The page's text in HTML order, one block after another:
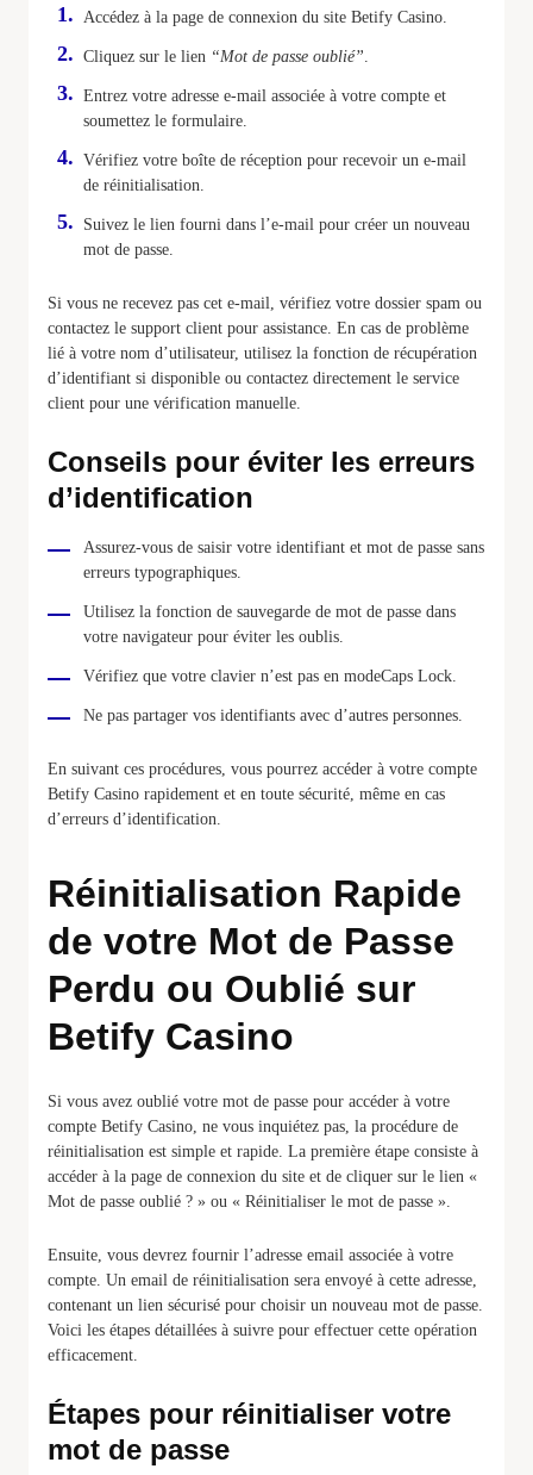
Accédez à la page de connexion du site Betify Casino.
Cliquez sur le lien “Mot de passe oublié”.
Entrez votre adresse e-mail associée à votre compte et
soumettez le formulaire.
Vérifiez votre boîte de réception pour recevoir un e-mail
de réinitialisation.
Suivez le lien fourni dans l’e-mail pour créer un nouveau
mot de passe.
Si vous ne recevez pas cet e-mail, vérifiez votre dossier spam ou
contactez le support client pour assistance. En cas de problème
lié à votre nom d’utilisateur, utilisez la fonction de récupération
d’identifiant si disponible ou contactez directement le service
client pour une vérification manuelle.
Conseils pour éviter les erreurs
d’identification
Assurez-vous de saisir votre identifiant et mot de passe sans
erreurs typographiques.
Utilisez la fonction de sauvegarde de mot de passe dans
votre navigateur pour éviter les oublis.
Vérifiez que votre clavier n’est pas en modeCaps Lock.
Ne pas partager vos identifiants avec d’autres personnes.
En suivant ces procédures, vous pourrez accéder à votre compte
Betify Casino rapidement et en toute sécurité, même en cas
d’erreurs d’identification.
Réinitialisation Rapide
de votre Mot de Passe
Perdu ou Oublié sur
Betify Casino
Si vous avez oublié votre mot de passe pour accéder à votre
compte Betify Casino, ne vous inquiétez pas, la procédure de
réinitialisation est simple et rapide. La première étape consiste à
accéder à la page de connexion du site et de cliquer sur le lien «
Mot de passe oublié ? » ou « Réinitialiser le mot de passe ».
Ensuite, vous devrez fournir l’adresse email associée à votre
compte. Un email de réinitialisation sera envoyé à cette adresse,
contenant un lien sécurisé pour choisir un nouveau mot de passe.
Voici les étapes détaillées à suivre pour effectuer cette opération
efficacement.
Étapes pour réinitialiser votre
mot de passe